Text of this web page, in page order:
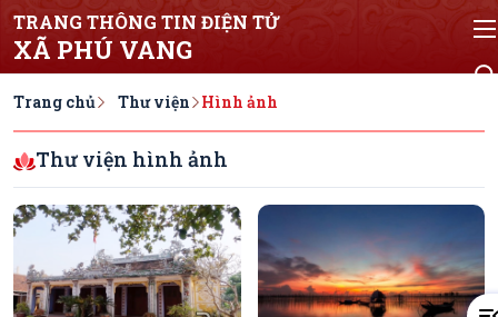
TRANG THÔNG TIN ĐIỆN TỬ
XÃ PHÚ VANG
Trang chủ Thư viện Hình ảnh
Thư viện hình ảnh